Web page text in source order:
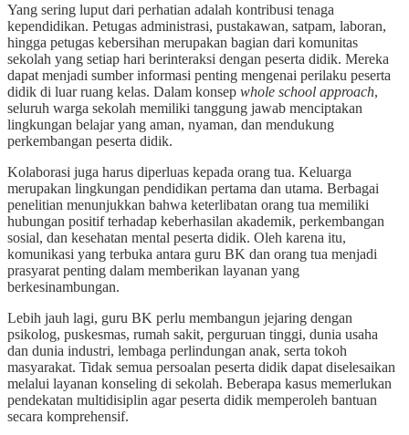
Yang sering luput dari perhatian adalah kontribusi tenaga
kependidikan. Petugas administrasi, pustakawan, satpam, laboran,
hingga petugas kebersihan merupakan bagian dari komunitas
sekolah yang setiap hari berinteraksi dengan peserta didik. Mereka
dapat menjadi sumber informasi penting mengenai perilaku peserta
didik di luar ruang kelas. Dalam konsep whole school approach,
seluruh warga sekolah memiliki tanggung jawab menciptakan
lingkungan belajar yang aman, nyaman, dan mendukung
perkembangan peserta didik.
Kolaborasi juga harus diperluas kepada orang tua. Keluarga
merupakan lingkungan pendidikan pertama dan utama. Berbagai
penelitian menunjukkan bahwa keterlibatan orang tua memiliki
hubungan positif terhadap keberhasilan akademik, perkembangan
sosial, dan kesehatan mental peserta didik. Oleh karena itu,
komunikasi yang terbuka antara guru BK dan orang tua menjadi
prasyarat penting dalam memberikan layanan yang
berkesinambungan.
Lebih jauh lagi, guru BK perlu membangun jejaring dengan
psikolog, puskesmas, rumah sakit, perguruan tinggi, dunia usaha
dan dunia industri, lembaga perlindungan anak, serta tokoh
masyarakat. Tidak semua persoalan peserta didik dapat diselesaikan
melalui layanan konseling di sekolah. Beberapa kasus memerlukan
pendekatan multidisiplin agar peserta didik memperoleh bantuan
secara komprehensif.